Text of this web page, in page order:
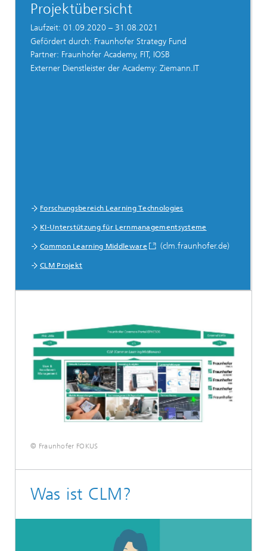
Projektübersicht
Laufzeit: 01.09.2020 – 31.08.2021
Gefördert durch: Fraunhofer Strategy Fund
Partner: Fraunhofer Academy, FIT, IOSB
Externer Dienstleister der Academy: Ziemann.IT
Forschungsbereich Learning Technologies
KI-Unterstützung für Lernmanagementsysteme
Common Learning Middleware (clm.fraunhofer.de)
CLM Projekt
© Fraunhofer FOKUS
Was ist CLM?